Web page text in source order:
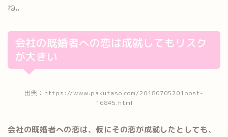
ね。
会社の既婚者への恋は成就してもリスク
が大きい
出典：https://www.pakutaso.com/20180705201post-
16845.html
会社の既婚者への恋は、仮にその恋が成就したとしても、